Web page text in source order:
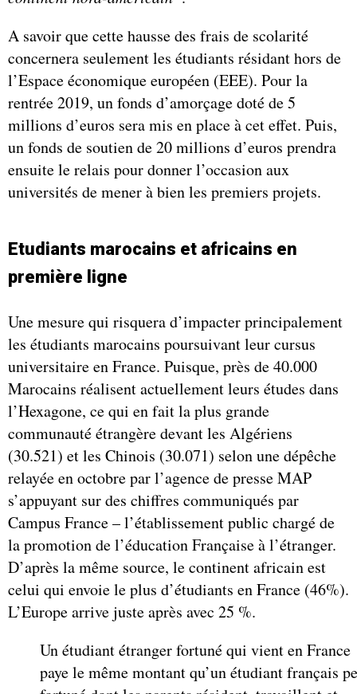
A savoir que cette hausse des frais de scolarité
concernera seulement les étudiants résidant hors de
l’Espace économique européen (EEE). Pour la
rentrée 2019, un fonds d’amorçage doté de 5
millions d’euros sera mis en place à cet effet. Puis,
un fonds de soutien de 20 millions d’euros prendra
ensuite le relais pour donner l’occasion aux
universités de mener à bien les premiers projets.
Etudiants marocains et africains en
première ligne
Une mesure qui risquera d’impacter principalement
les étudiants marocains poursuivant leur cursus
universitaire en France. Puisque, près de 40.000
Marocains réalisent actuellement leurs études dans
l’Hexagone, ce qui en fait la plus grande
communauté étrangère devant les Algériens
(30.521) et les Chinois (30.071) selon une dépêche
relayée en octobre par l’agence de presse MAP
s’appuyant sur des chiffres communiqués par
Campus France – l’établissement public chargé de
la promotion de l’éducation Française à l’étranger.
D’après la même source, le continent africain est
celui qui envoie le plus d’étudiants en France (46%).
L’Europe arrive juste après avec 25 %.
Un étudiant étranger fortuné qui vient en France
paye le même montant qu’un étudiant français